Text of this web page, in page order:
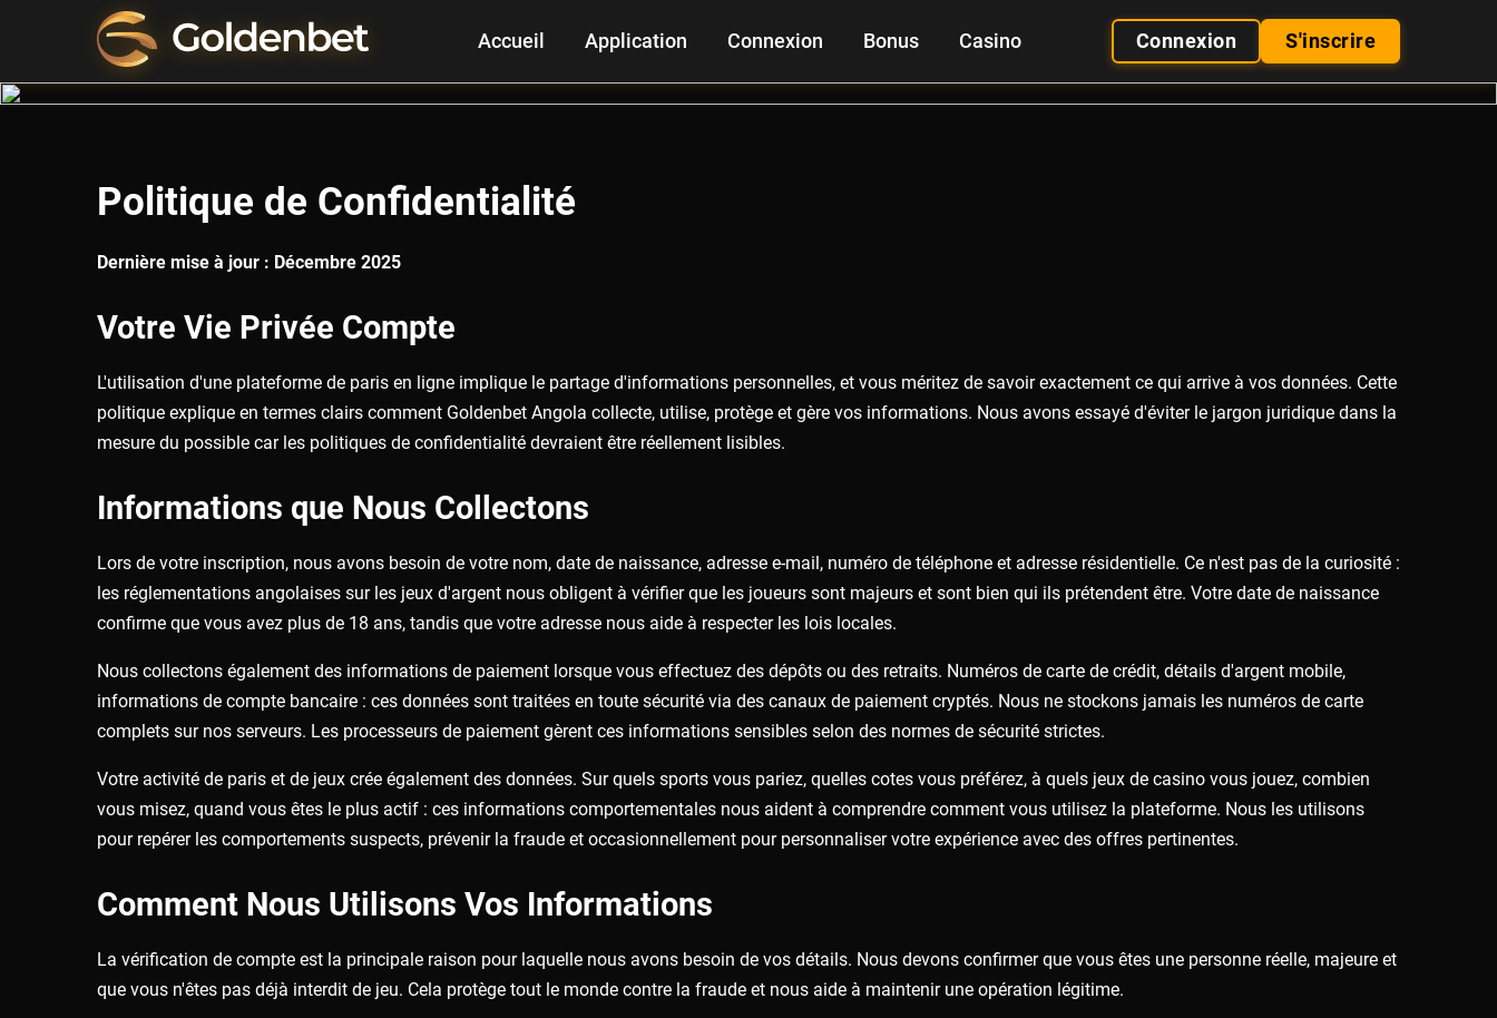
Accueil Application Connexion Bonus Casino Connexion S'inscrire
Politique de Confidentialité
Dernière mise à jour : Décembre 2025
Votre Vie Privée Compte
L'utilisation d'une plateforme de paris en ligne implique le partage d'informations personnelles, et vous méritez de savoir exactement ce qui arrive à vos données. Cette
politique explique en termes clairs comment Goldenbet Angola collecte, utilise, protège et gère vos informations. Nous avons essayé d'éviter le jargon juridique dans la
mesure du possible car les politiques de confidentialité devraient être réellement lisibles.
Informations que Nous Collectons
Lors de votre inscription, nous avons besoin de votre nom, date de naissance, adresse e-mail, numéro de téléphone et adresse résidentielle. Ce n'est pas de la curiosité :
les réglementations angolaises sur les jeux d'argent nous obligent à vérifier que les joueurs sont majeurs et sont bien qui ils prétendent être. Votre date de naissance
confirme que vous avez plus de 18 ans, tandis que votre adresse nous aide à respecter les lois locales.
Nous collectons également des informations de paiement lorsque vous effectuez des dépôts ou des retraits. Numéros de carte de crédit, détails d'argent mobile,
informations de compte bancaire : ces données sont traitées en toute sécurité via des canaux de paiement cryptés. Nous ne stockons jamais les numéros de carte
complets sur nos serveurs. Les processeurs de paiement gèrent ces informations sensibles selon des normes de sécurité strictes.
Votre activité de paris et de jeux crée également des données. Sur quels sports vous pariez, quelles cotes vous préférez, à quels jeux de casino vous jouez, combien
vous misez, quand vous êtes le plus actif : ces informations comportementales nous aident à comprendre comment vous utilisez la plateforme. Nous les utilisons
pour repérer les comportements suspects, prévenir la fraude et occasionnellement pour personnaliser votre expérience avec des offres pertinentes.
Comment Nous Utilisons Vos Informations
La vérification de compte est la principale raison pour laquelle nous avons besoin de vos détails. Nous devons confirmer que vous êtes une personne réelle, majeure et
que vous n'êtes pas déjà interdit de jeu. Cela protège tout le monde contre la fraude et nous aide à maintenir une opération légitime.